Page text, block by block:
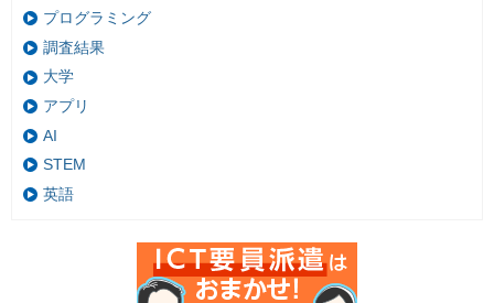
プログラミング
調査結果
大学
アプリ
AI
STEM
英語